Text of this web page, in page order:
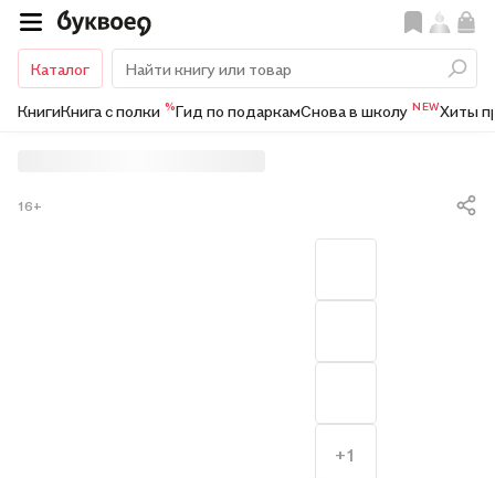
Каталог
КнигиКнига с полки %Гид по подаркамСнова в школу NEWХиты
16+
+1